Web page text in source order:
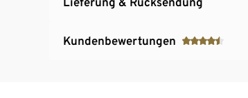
Kundenbewertungen